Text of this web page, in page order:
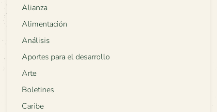
Alianza
Alimentación
Análisis
Aportes para el desarrollo
Arte
Boletines
Caribe